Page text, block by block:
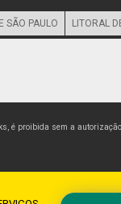
SÃO PAULO LITORAL
é proibida sem a